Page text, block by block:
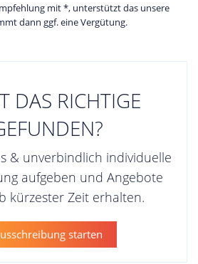
mit *, unterstützt das unsere
dann ggf. eine Vergütung.
DAS RICHTIGE
& unverbindlich individuelle
aufgeben und Angebote
kürzester Zeit erhalten.
starten